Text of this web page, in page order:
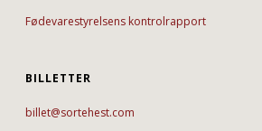
Fødevarestyrelsens kontrolrapport
BILLETTER
billet@sortehest.com